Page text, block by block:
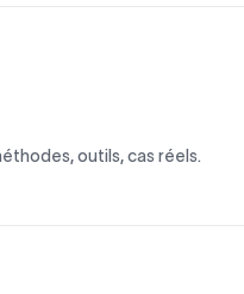
outils, cas réels.